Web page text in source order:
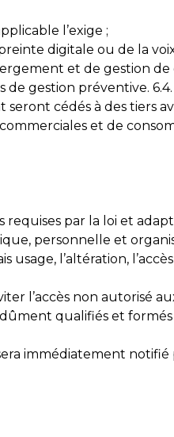
l’exige ;
digitale ou de la
et de gestion de
de gestion préventive.
cédés à des tiers
et de
par la loi et
personnelle et
l’altération,
l’accès non autorisé
qualifiés et
immédiatement notifié